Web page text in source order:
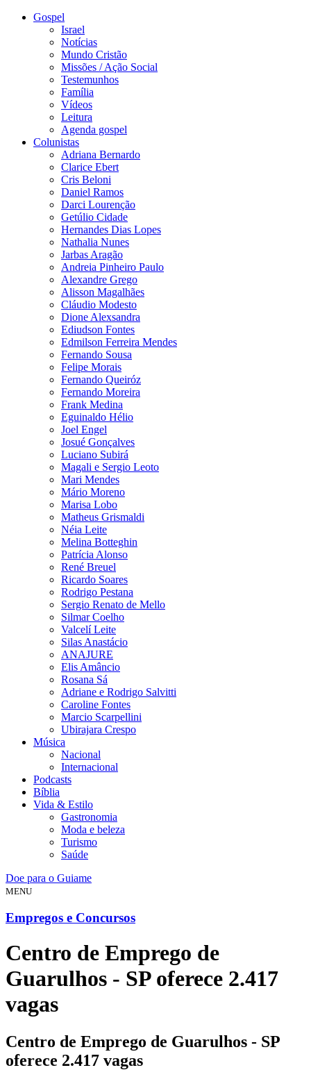
Gospel
Israel
Notícias
Mundo Cristão
Missões / Ação Social
Testemunhos
Família
Vídeos
Leitura
Agenda gospel
Colunistas
Adriana Bernardo
Clarice Ebert
Cris Beloni
Daniel Ramos
Darci Lourenção
Getúlio Cidade
Hernandes Dias Lopes
Nathalia Nunes
Jarbas Aragão
Andreia Pinheiro Paulo
Alexandre Grego
Alisson Magalhães
Cláudio Modesto
Dione Alexsandra
Ediudson Fontes
Edmilson Ferreira Mendes
Fernando Sousa
Felipe Morais
Fernando Queiróz
Fernando Moreira
Frank Medina
Eguinaldo Hélio
Joel Engel
Josué Gonçalves
Luciano Subirá
Magali e Sergio Leoto
Mari Mendes
Mário Moreno
Marisa Lobo
Matheus Grismaldi
Néia Leite
Melina Botteghin
Patrícia Alonso
René Breuel
Ricardo Soares
Rodrigo Pestana
Sergio Renato de Mello
Silmar Coelho
Valcelí Leite
Silas Anastácio
ANAJURE
Elis Amâncio
Rosana Sá
Adriane e Rodrigo Salvitti
Caroline Fontes
Marcio Scarpellini
Ubirajara Crespo
Música
Nacional
Internacional
Podcasts
Bíblia
Vida & Estilo
Gastronomia
Moda e beleza
Turismo
Saúde
Doe para o Guiame
MENU
Empregos e Concursos
Centro de Emprego de
Guarulhos - SP oferece 2.417
vagas
Centro de Emprego de Guarulhos - SP
oferece 2.417 vagas